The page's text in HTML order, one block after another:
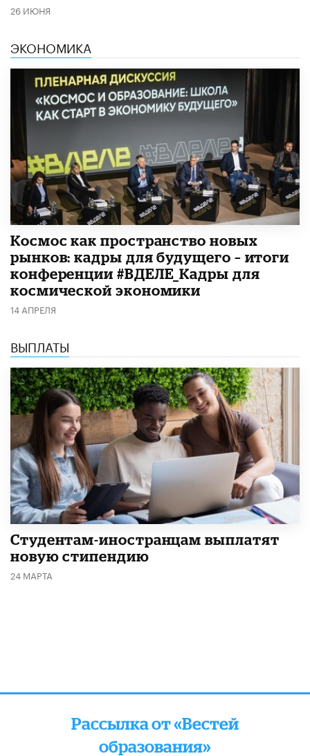
26 ИЮНЯ
ЭКОНОМИКА
Космос как пространство новых
рынков: кадры для будущего – итоги
конференции #ВДЕЛЕ_Кадры для
космической экономики
14 АПРЕЛЯ
ВЫПЛАТЫ
Студентам-иностранцам выплатят
новую стипендию
24 МАРТА
Рассылка от «Вестей
образования»